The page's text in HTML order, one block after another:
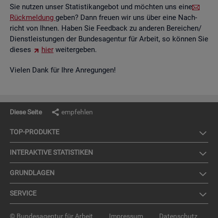
Sie nut­zen unser Sta­tis­tik­an­ge­bot und möch­ten uns eine
Rück­mel­dung geben? Dann freu­en wir uns über eine Nach­
richt von Ihnen. Haben Sie Feed­back zu an­de­ren Be­rei­chen/
Dienst­leis­tun­gen der Bun­des­agen­tur für Ar­beit, so kön­nen Sie
die­ses
hier wei­ter­ge­ben.
Vie­len Dank für Ihre An­re­gun­gen!
Diese Seite empfehlen
TOP-PRO­DUK­TE
IN­TER­AK­TI­VE STA­TIS­TI­KEN
GRUND­LA­GEN
SER­VICE
© Bundesagentur für Arbeit Impressum Datenschutz